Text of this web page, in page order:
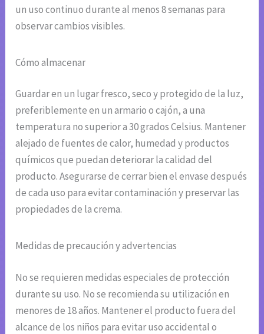
un uso continuo durante al menos 8 semanas para
observar cambios visibles.
Cómo almacenar
Guardar en un lugar fresco, seco y protegido de la luz,
preferiblemente en un armario o cajón, a una
temperatura no superior a 30 grados Celsius. Mantener
alejado de fuentes de calor, humedad y productos
químicos que puedan deteriorar la calidad del
producto. Asegurarse de cerrar bien el envase después
de cada uso para evitar contaminación y preservar las
propiedades de la crema.
Medidas de precaución y advertencias
No se requieren medidas especiales de protección
durante su uso. No se recomienda su utilización en
menores de 18 años. Mantener el producto fuera del
alcance de los niños para evitar uso accidental o